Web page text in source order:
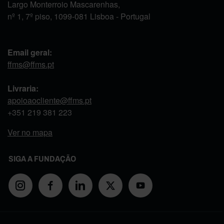
Largo Monterroio Mascarenhas,
nº 1, 7º piso, 1099-081 Lisboa - Portugal
Email geral:
ffms@ffms.pt
Livraria:
apoioaocliente@ffms.pt
+351 219 381 223
Ver no mapa
SIGA A FUNDAÇÃO